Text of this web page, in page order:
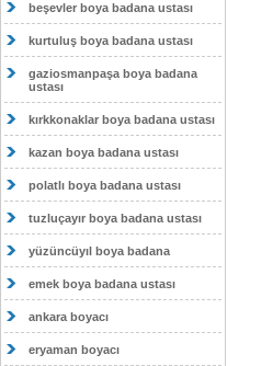
beşevler boya badana ustası
kurtuluş boya badana ustası
gaziosmanpaşa boya badana
ustası
kırkkonaklar boya badana ustası
kazan boya badana ustası
polatlı boya badana ustası
tuzluçayır boya badana ustası
yüzüncüyıl boya badana
emek boya badana ustası
ankara boyacı
eryaman boyacı